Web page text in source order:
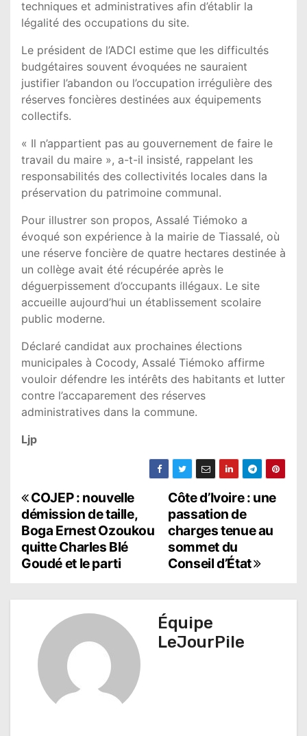
techniques et administratives afin d’établir la
légalité des occupations du site.
Le président de l’ADCI estime que les difficultés
budgétaires souvent évoquées ne sauraient
justifier l’abandon ou l’occupation irrégulière des
réserves foncières destinées aux équipements
collectifs.
« Il n’appartient pas au gouvernement de faire le
travail du maire », a-t-il insisté, rappelant les
responsabilités des collectivités locales dans la
préservation du patrimoine communal.
Pour illustrer son propos, Assalé Tiémoko a
évoqué son expérience à la mairie de Tiassalé, où
une réserve foncière de quatre hectares destinée à
un collège avait été récupérée après le
déguerpissement d’occupants illégaux. Le site
accueille aujourd’hui un établissement scolaire
public moderne.
Déclaré candidat aux prochaines élections
municipales à Cocody, Assalé Tiémoko affirme
vouloir défendre les intérêts des habitants et lutter
contre l’accaparement des réserves
administratives dans la commune.
Ljp
N
a
v
g
Côte d’Ivoire : une
passation de
charges tenue au
sommet du
Conseil d’État
COJEP : nouvelle
démission de taille,
Boga Ernest Ozoukou
quitte Charles Blé
Goudé et le parti
Équipe
LeJourPile